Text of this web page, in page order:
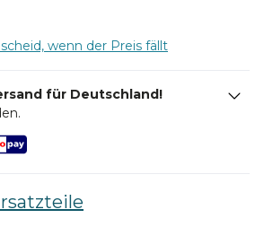
wenn der Preis fällt
für Deutschland!